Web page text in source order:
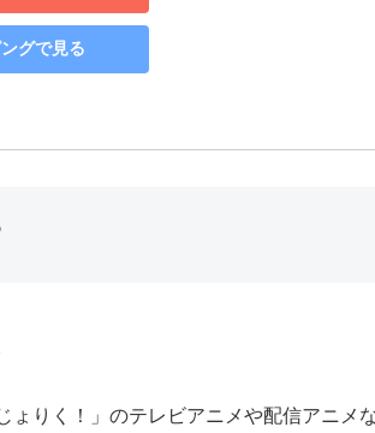
グで見る
りく！」のテレビアニメや配信アニメ